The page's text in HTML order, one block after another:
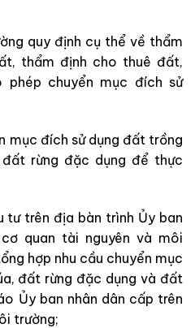
quy định cụ thể về thẩm
thẩm định cho thuê đất,
chuyển mục đích sử
mục đích sử dụng đất trồng
rừng đặc dụng để thực
tư trên địa bàn trình Ủy ban
quan tài nguyên và môi
hợp nhu cầu chuyển mục
đất rừng đặc dụng và đất
Ủy ban nhân dân cấp trên
trường;